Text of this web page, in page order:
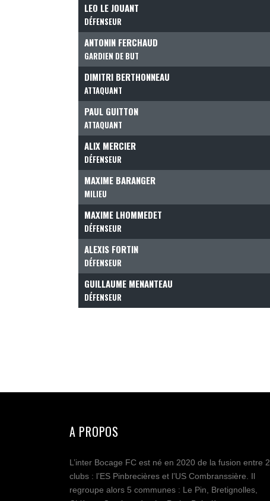
LEO LE JOUANT
DÉFENSEUR
ANTONIN FERCHAUD
GARDIEN DE BUT
DIMITRI BERTHONNEAU
ATTAQUANT
PAUL GUITTON
ATTAQUANT
ALIX MERCIER
DÉFENSEUR
MAXIME BARANGER
MILIEU
MAXIME LHOMMEDET
DÉFENSEUR
ALEXIS FORTIN
DÉFENSEUR
GUILLAUME MENANTEAU
DÉFENSEUR
A PROPOS
L’inter Bocage FC est né en 2020 de la fusion entre 2
clubs : l’ES Pinbrecières et l’US Combranssière. Il
regroupe alors 5 communes : Le Pin, Bretignolles,